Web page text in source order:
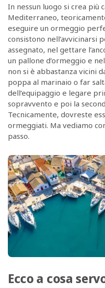
In nessun luogo si crea più
Mediterraneo,
eseguire un ormeggio
consistono nell’avvicinarsi
assegnato, nel gettare
un pallone d’ormeggio e
non si è abbastanza vicini
poppa al marinaio o far
dell’equipaggio e legare
sopravvento e poi la
Tecnicamente, dovreste
ormeggiati. Ma vediamo
passo.
Ecco a cosa